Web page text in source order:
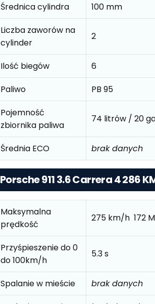
Średnica cylindra
100 mm
Liczba zaworów na
cylinder
2
Ilość biegów
6
Paliwo
PB 95
Pojemność
zbiornika paliwa
74 litrów / 20
Średnia ECO brak danych
Porsche 911 3.6 Carrera 4 286
Maksymalna
prędkość
275 km/h 172
Przyśpieszenie do 0
do 100km/h
5.3 s
Spalanie w mieście
brak danych